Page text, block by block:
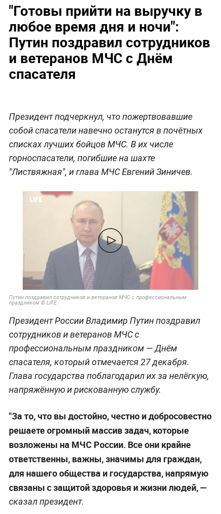
"Готовы прийти на выручку в
любое время дня и ночи":
Путин поздравил сотрудников
и ветеранов МЧС с Днём
спасателя
Президент подчеркнул, что пожертвовавшие
собой спасатели навечно останутся в почётных
списках лучших бойцов МЧС. В их числе
горноспасатели, погибшие на шахте
"Листвяжная", и глава МЧС Евгений Зиничев.
Путин поздравил сотрудников и ветеранов МЧС с профессиональным
праздником © LIFE
Президент России Владимир Путин поздравил
сотрудников и ветеранов МЧС с
профессиональным праздником — Днём
спасателя, который отмечается 27 декабря.
Глава государства поблагодарил их за нелёгкую,
напряжённую и рискованную службу.
"За то, что вы достойно, честно и добросовестно
решаете огромный массив задач, которые
возложены на МЧС России. Все они крайне
ответственны, важны, значимы для граждан,
для нашего общества и государства, напрямую
связаны с защитой здоровья и жизни людей, —
сказал президент.